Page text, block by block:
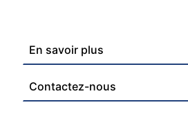
En savoir plus
Contactez-nous